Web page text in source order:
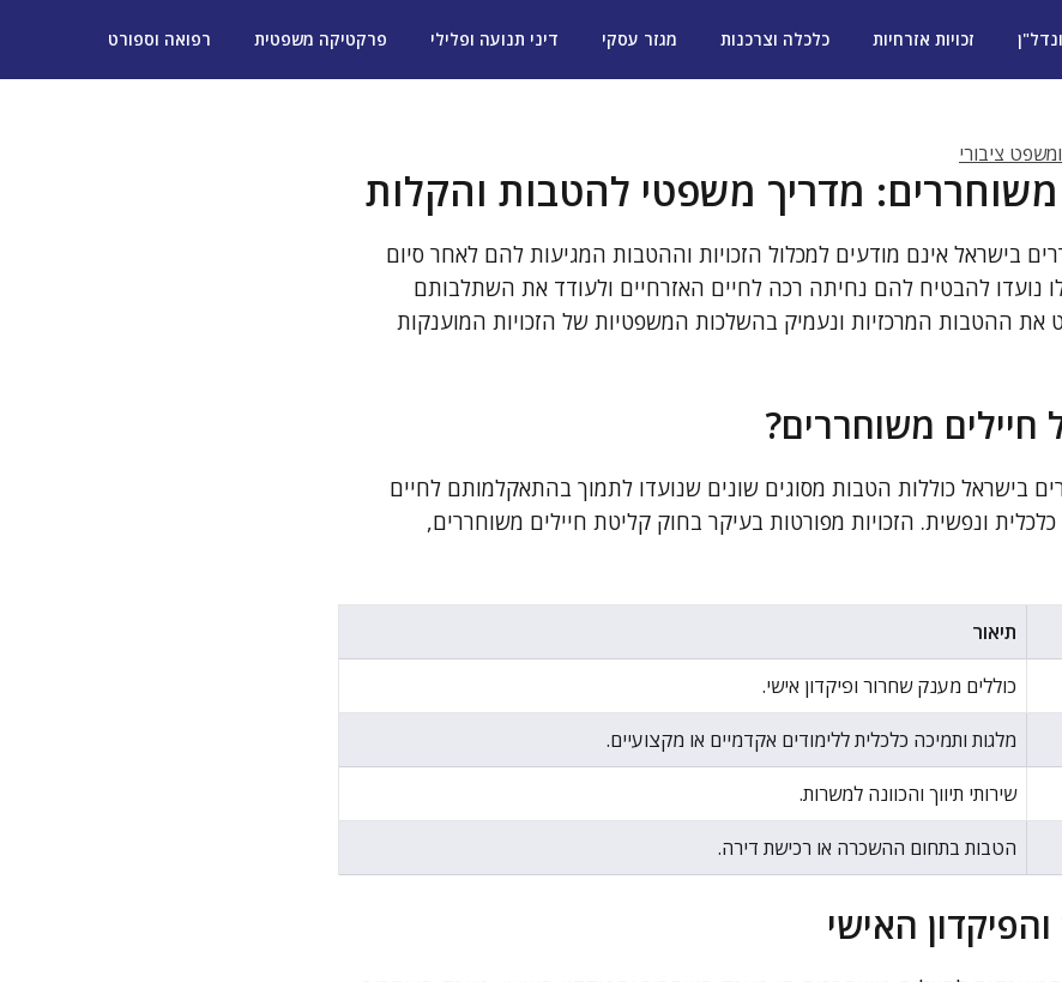
זכויות אזרחיות כלכלה וצרכנות מגזר עסקי דיני תנועה ופלילי פרקטיקה משפטית רפואה וספורט
ציבורי
משוחררים: מדריך משפטי להטבות והקלות
בישראל אינם מודעים למכלול הזכויות וההטבות המגיעות להם לאחר סיום
נועדו להבטיח להם נחיתה רכה לחיים האזרחיים ולעודד את השתלבותם
את ההטבות המרכזיות ונעמיק בהשלכות המשפטיות של הזכויות המוענקות
חיילים משוחררים?
בישראל כוללות הטבות מסוגים שונים שנועדו לתמוך בהתאקלמותם לחיים
ונפשית. הזכויות מפורטות בעיקר בחוק קליטת חיילים משוחררים,
תיאור
כוללים מענק שחרור ופיקדון אישי.
מלגות ותמיכה כלכלית ללימודים אקדמיים או מקצועיים.
שירותי תיווך והכוונה למשרות.
הטבות בתחום ההשכרה או רכישת דירה.
האישי